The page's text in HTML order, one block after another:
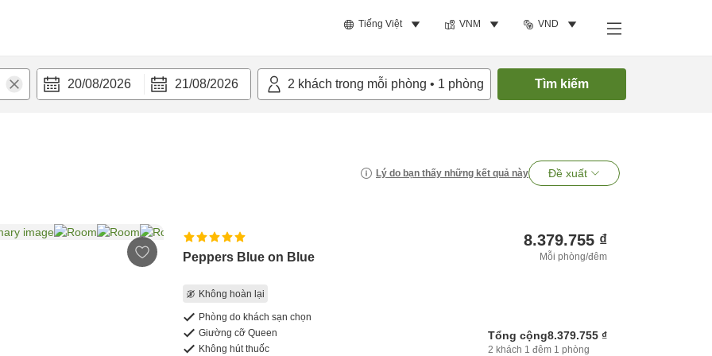
Tiếng Việt VNM VND
20/08/2026 21/08/2026 2 khách trong mỗi phòng • 1 phòng Tìm kiếm
Lý do bạn thấy những kết quả này Đề xuất
Peppers Blue on Blue
Không hoàn lại
Phòng do khách sạn chọn
Giường cỡ Queen
Không hút thuốc
8.379.755 ₫
Mỗi phòng/đêm
Tổng cộng8.379.755 ₫
2 khách 1 đêm 1 phòng